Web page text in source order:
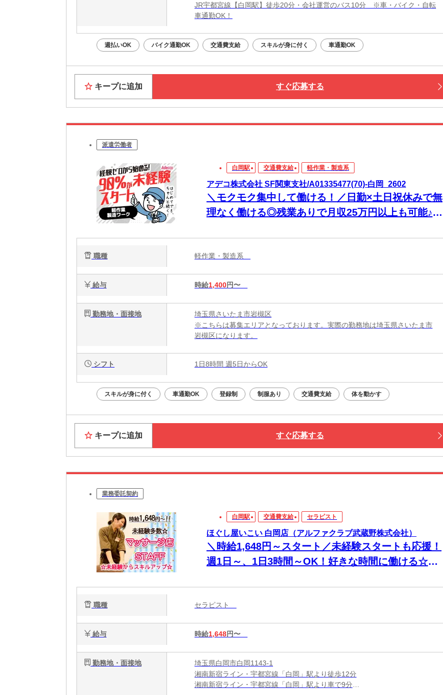
JR宇都宮線【白岡駅】徒歩20分・会社運営のバス10分 ※車・バイク・自転
車通勤OK！
週払いOK バイク通勤OK 交通費支給 スキルが身に付く 車通勤OK
キープに追加 すぐ応募する
派遣労働者
白岡駅 交通費支給 軽作業・製造系
アデコ株式会社 SF関東支社/A01335477(70)-白岡_2602
＼モクモク集中して働ける！／日勤×土日祝休みで無
理なく働ける◎残業ありで月収25万円以上も可能♪最
職種 軽作業・製造系
給与 時給1,400円〜
勤務地・面接地
埼玉県さいたま市岩槻区
※こちらは募集エリアとなっております。実際の勤務地は埼玉県さいたま市
岩槻区になります。
シフト 1日8時間 週5日からOK
スキルが身に付く 車通勤OK 登録制 制服あり 交通費支給 体を動かす
キープに追加 すぐ応募する
業務委託契約
白岡駅 交通費支給 セラピスト
ほぐし屋いこい 白岡店（アルファクラブ武蔵野株式会社）
＼時給1,648円～スタート／未経験スタートも応援！
週1日～、1日3時間～OK！好きな時間に働ける☆マ
職種 セラピスト
給与 時給1,648円〜
勤務地・面接地
埼玉県白岡市白岡1143-1
湘南新宿ライン・宇都宮線「白岡」駅より徒歩12分
湘南新宿ライン・宇都宮線「白岡」駅より車で9分